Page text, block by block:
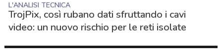
L'ANALISI TECNICA
TrojPix, così rubano dati sfruttando i cavi
video: un nuovo rischio per le reti isolate